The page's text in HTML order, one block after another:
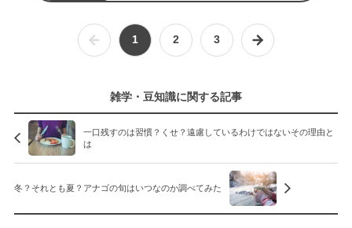
1 2 3
雑学・豆知識に関する記事
一口残すのは習慣？くせ？遠慮しているわけではないその理由と
は
冬？それとも夏？アナゴの旬はいつなのか調べてみた